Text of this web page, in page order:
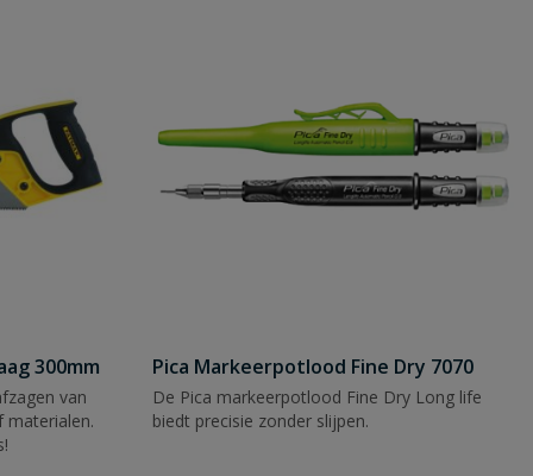
300mm
van
materialen.
Pica Markeerpotlood Fine Dry 7070
De Pica markeerpotlood Fine Dry Long life
biedt precisie zonder slijpen.